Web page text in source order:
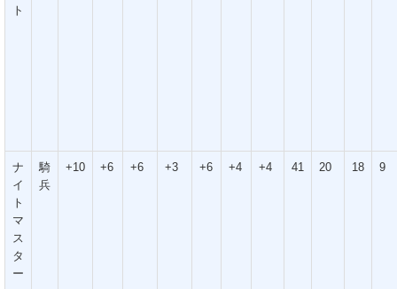
ト
ナ
イ
ト
マ
ス
タ
ー
騎
兵
+10 +6 +6 +3 +6 +4 +4 41 20 18 9